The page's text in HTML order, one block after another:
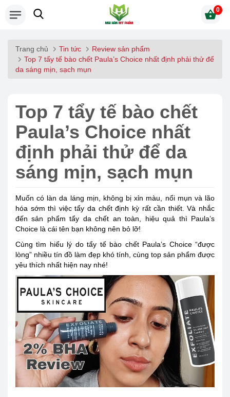
0
Trang chủ Tin tức
Review sản phẩm
Top 7 tẩy tế bào chết Paula’s Choice nhất định phải thử để
da sáng mịn, sạch mụn
Top 7 tẩy tế bào chết
Paula’s Choice nhất
định phải thử để da
sáng mịn, sạch mụn
Muốn có làn da láng mịn, không bị xỉn màu, nổi mụn và lão
hóa sớm thì việc tẩy da chết định kỳ rất cần thiết. Và nhắc
đến sản phẩm tẩy da chết an toàn, hiệu quả thì Paula’s
Choice là cái tên bạn không nên bỏ lỡ!
Cùng tìm hiểu lý do tẩy tế bào chết Paula’s Choice “được
lòng” nhiều tín đồ làm đẹp khó tính, cùng top sản phẩm được
yêu thích nhất hiện nay nhé!